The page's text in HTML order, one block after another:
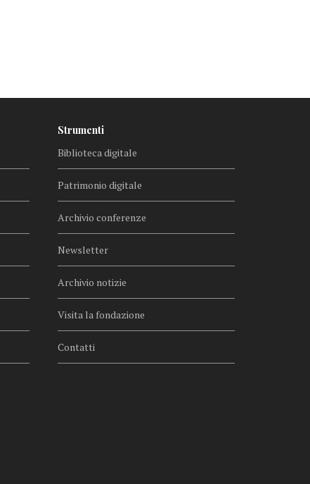
Strumenti
Biblioteca digitale
Patrimonio digitale
Archivio conferenze
Newsletter
Archivio notizie
Visita la fondazione
Contatti